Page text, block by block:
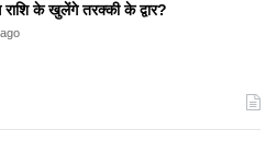
के खुलेंगे तरक्की के द्वार?